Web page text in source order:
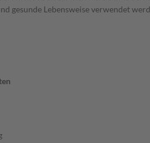
gesunde Lebensweise verwendet